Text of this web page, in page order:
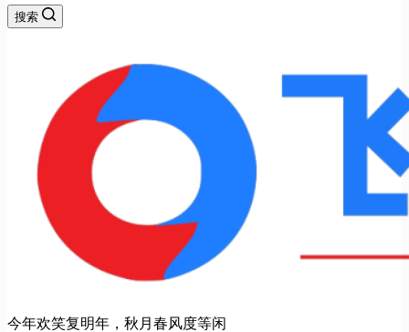
搜索
今年欢笑复明年，秋月春风度等闲